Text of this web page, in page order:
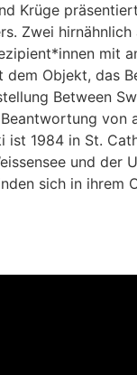
Krüge
Zwei
mit
Objekt, das
Between
1984 in St.
und der
sich in